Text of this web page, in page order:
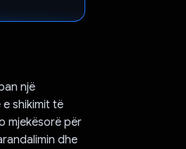
një
shikimit të
mjekësorë për
dhe